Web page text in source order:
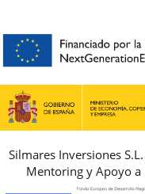
AVISO LEGAL, PRIVACIDAD Y
REBAJAS
PREGUNTAS FRECUENTES
Silmares Inversiones
Mentoring y Apoyo